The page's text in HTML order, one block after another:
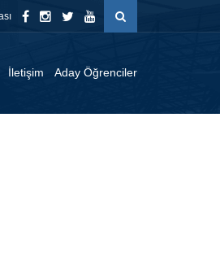
İletişim Aday Öğrenciler